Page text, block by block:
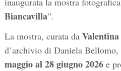
Biancavilla”.
La mostra, curata daValentina
d’archivio di Daniela
maggio al 28 giugno 2026e